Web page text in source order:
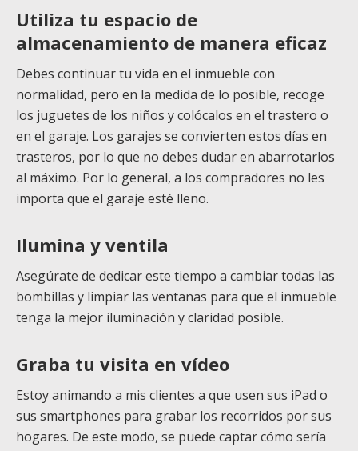
Utiliza tu espacio de
almacenamiento de manera eficaz
Debes continuar tu vida en el inmueble con
normalidad, pero en la medida de lo posible, recoge
los juguetes de los niños y colócalos en el trastero o
en el garaje. Los garajes se convierten estos días en
trasteros, por lo que no debes dudar en abarrotarlos
al máximo. Por lo general, a los compradores no les
importa que el garaje esté lleno.
Ilumina y ventila
Asegúrate de dedicar este tiempo a cambiar todas las
bombillas y limpiar las ventanas para que el inmueble
tenga la mejor iluminación y claridad posible.
Graba tu visita en vídeo
Estoy animando a mis clientes a que usen sus iPad o
sus smartphones para grabar los recorridos por sus
hogares. De este modo, se puede captar cómo sería